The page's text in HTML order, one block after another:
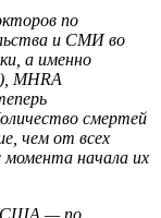
по
и СМИ во
а именно
MHRA
смертей
чем от всех
момента начала их